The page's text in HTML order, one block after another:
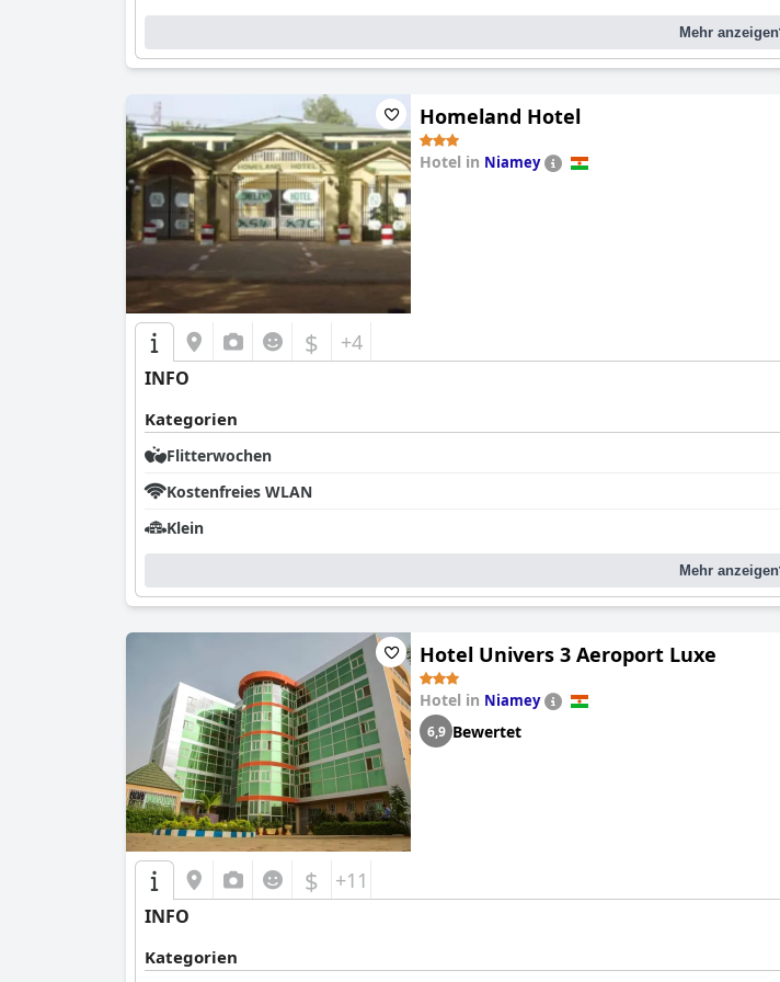
Mehr anzeigen
Homeland Hotel
Hotel in Niamey
$ +4
INFO
Kategorien
Flitterwochen
Kostenfreies WLAN
Klein
Mehr anzeigen
Hotel Univers 3 Aeroport Luxe
Hotel in Niamey
6,9 Bewertet
$ +11
INFO
Kategorien